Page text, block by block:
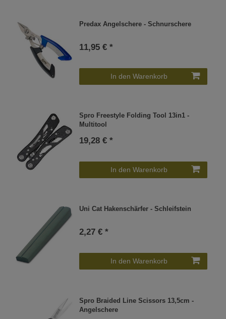
Predax Angelschere - Schnurschere
11,95 € *
In den Warenkorb
Spro Freestyle Folding Tool 13in1 -
Multitool
19,28 € *
In den Warenkorb
Uni Cat Hakenschärfer - Schleifstein
2,27 € *
In den Warenkorb
Spro Braided Line Scissors 13,5cm -
Angelschere